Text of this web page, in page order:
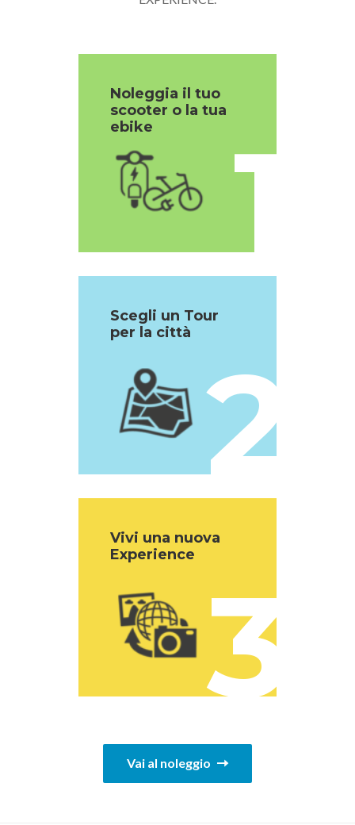
1
Noleggia il tuo
scooter o la tua
ebike
2
Scegli un Tour
per la città
3
Vivi una nuova
Experience
Vai al noleggio